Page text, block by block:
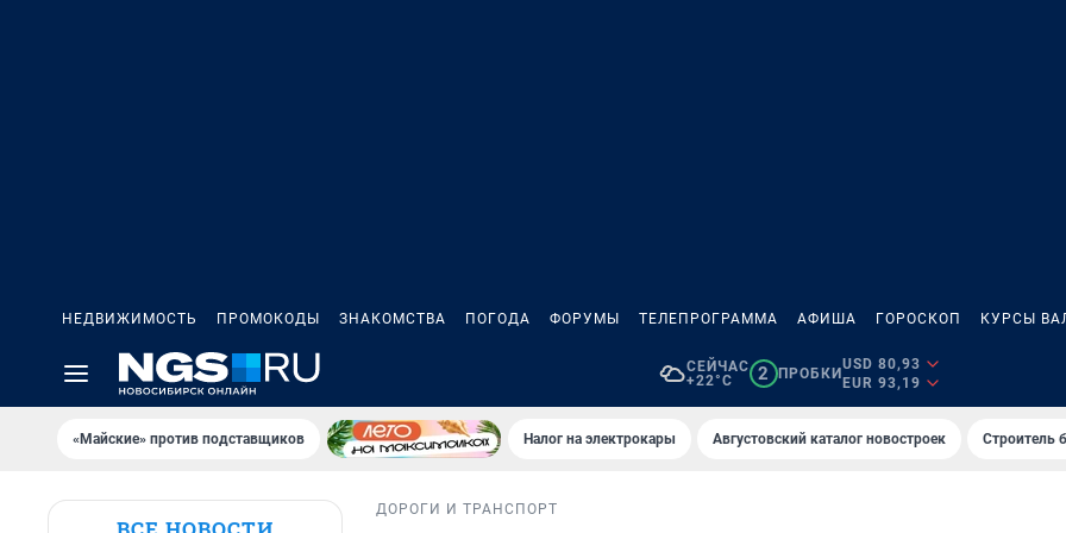
НЕДВИЖИМОСТЬ ПРОМОКОДЫ ЗНАКОМСТВА ПОГОДА ФОРУМЫ ТЕЛЕПРОГРАММА АФИША ГОРОСКОП КУРСЫ
СЕЙЧАС
+22°C
2 ПРОБКИ
USD 80,93
EUR 93,19
«Майские» против подставщиков Налог на электрокары Августовский каталог новостроек Строитель
ДОРОГИ И ТРАНСПОРТ